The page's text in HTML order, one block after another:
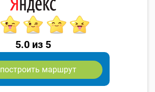
5.0 из 5
построить маршрут